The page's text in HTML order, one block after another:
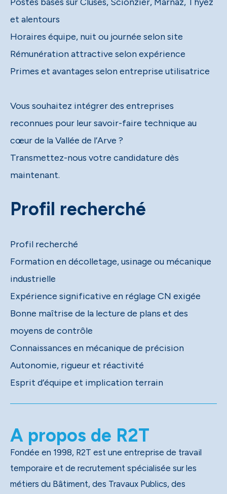
et alentours
Horaires équipe, nuit ou journée selon site
Rémunération attractive selon expérience
Primes et avantages selon entreprise utilisatrice
Vous souhaitez intégrer des entreprises
reconnues pour leur savoir-faire technique au
cœur de la Vallée de l’Arve ?
Transmettez-nous votre candidature dès
maintenant.
Profil recherché
Profil recherché
Formation en décolletage, usinage ou mécanique
industrielle
Expérience significative en réglage CN exigée
Bonne maîtrise de la lecture de plans et des
moyens de contrôle
Connaissances en mécanique de précision
Autonomie, rigueur et réactivité
Esprit d’équipe et implication terrain
A propos de R2T
Fondée en 1998, R2T est une entreprise de travail
temporaire et de recrutement spécialisée sur les
métiers du Bâtiment, des Travaux Publics, des